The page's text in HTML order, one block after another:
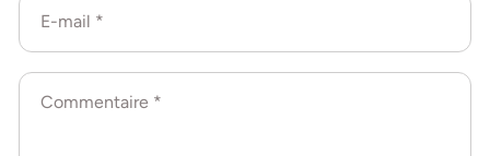
E-mail *
Commentaire *